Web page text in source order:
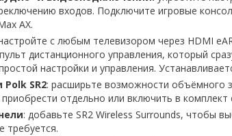
входов. Подключите игровые
AX.
с любым телевизором через HDMI
дистанционного управления, который
настройки и управления.
SR2: расширьте возможности объёмного
отдельно или включить в комплект
: добавьте SR2 Wireless Surrounds, чтобы
требуется.